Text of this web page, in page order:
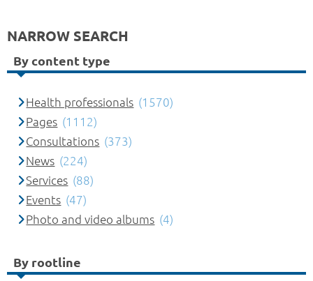
NARROW SEARCH
By content type
Health professionals (1570)
Pages (1112)
Consultations (373)
News (224)
Services (88)
Events (47)
Photo and video albums (4)
By rootline